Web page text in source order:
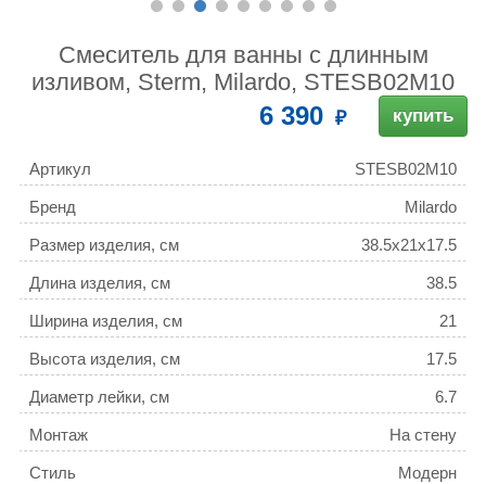
Смеситель для ванны с длинным
изливом, Sterm, Milardo, STESB02M10
6 390 купить
Артикул STESB02M10
Бренд Milardo
Размер изделия, см 38.5x21x17.5
Длина изделия, см 38.5
Ширина изделия, см 21
Высота изделия, см 17.5
Диаметр лейки, см 6.7
Монтаж На стену
Стиль Модерн